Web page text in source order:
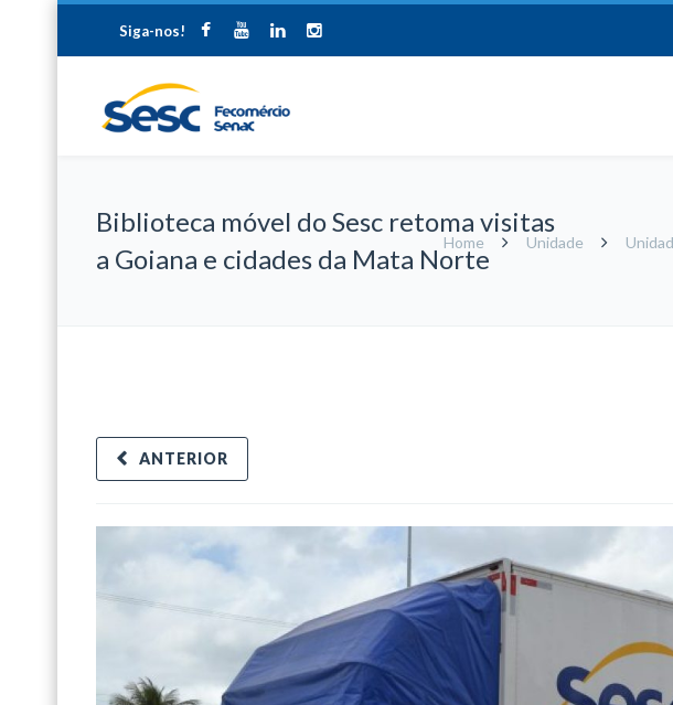
Siga-nos!
Biblioteca móvel do Sesc retoma visitas
a Goiana e cidades da Mata Norte
Home Unidade
ANTERIOR